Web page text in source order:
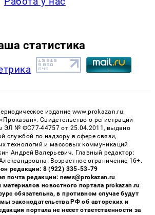
статистика
издание www.prokazan.ru.
Cвидетельство о регистрации
ЭЛ № ФС77-44757 от 25.04.2011, выдано
службой по надзору в сфере связи,
технологий и массовых коммуникаций.
Андрей Валерьевич. Главный редактор:
Возрастное ограничение 16+.
редакции: 8 (922) 335-53-79
почта редакции: news@prokazan.ru
новостного портала prokazan.ru
обязательна, в противном случае будут
законодательства РФ об авторских и
портала не несет ответственности за